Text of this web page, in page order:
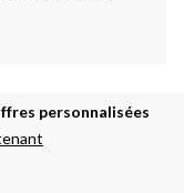
personnalisées